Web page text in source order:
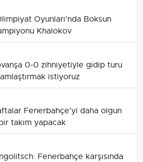
Oyunları'nda Boksun
Khalokov
0-0 zihniyetiyle gidip turu
istiyoruz
Fenerbahçe’yi daha olgun
takım yapacak
Fenerbahçe karşısında